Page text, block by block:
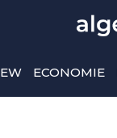
ECONOMIE